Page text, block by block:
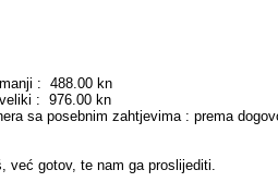
: 488.00 kn
: 976.00 kn
sa posebnim zahtjevima : prema
gotov, te nam ga proslijediti.